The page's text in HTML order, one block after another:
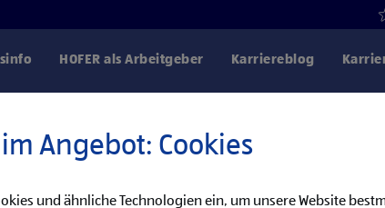
HOFER als Arbeitgeber Karriereblog
Angebot: Cookies
und ähnliche Technologien ein, um unsere Website